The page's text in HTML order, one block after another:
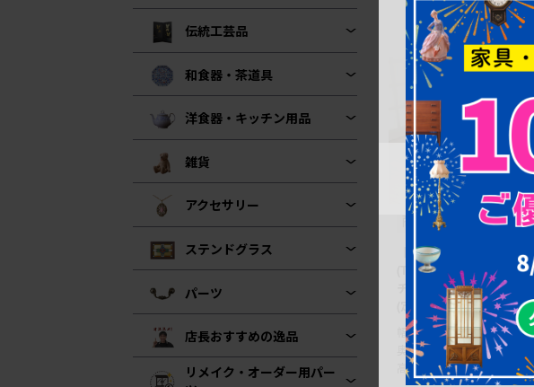
伝統工芸品
和食器・茶道具
洋食器・キッチン用品
雑貨
アクセサリー
ステンドグラス
パーツ
店長おすすめの逸品
リメイク・オーダー用パー
商品番号 B-055616
【買取】トニーノ・ラン
(Tonino Lamborghini)
チ 総革張りデスクを買
(定価約300万円)
幅：0㎜
奥行：0㎜
高さ：0㎜